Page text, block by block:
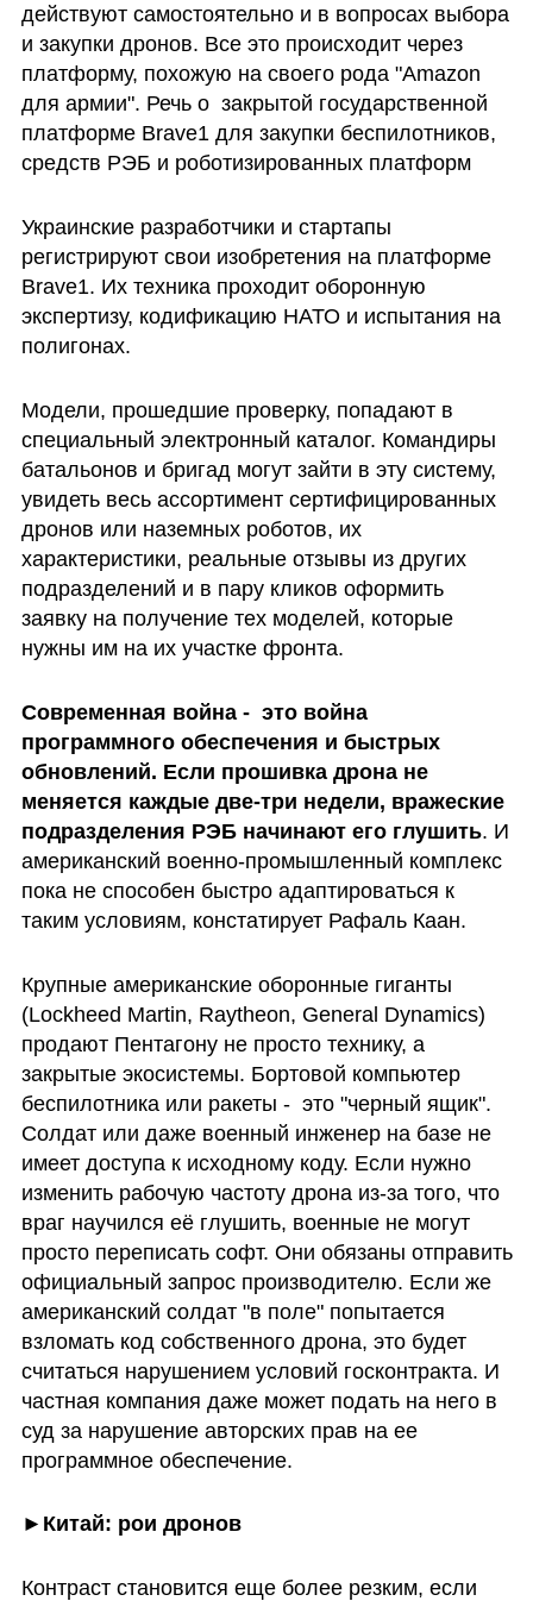
действуют самостоятельно и в вопросах выбора
и закупки дронов. Все это происходит через
платформу, похожую на своего рода "Amazon
для армии". Речь о  закрытой государственной
платформе Brave1 для закупки беспилотников,
средств РЭБ и роботизированных платформ
Украинские разработчики и стартапы
регистрируют свои изобретения на платформе
Brave1. Их техника проходит оборонную
экспертизу, кодификацию НАТО и испытания на
полигонах.
Модели, прошедшие проверку, попадают в
специальный электронный каталог. Командиры
батальонов и бригад могут зайти в эту систему,
увидеть весь ассортимент сертифицированных
дронов или наземных роботов, их
характеристики, реальные отзывы из других
подразделений и в пару кликов оформить
заявку на получение тех моделей, которые
нужны им на их участке фронта.
Современная война -  это война
программного обеспечения и быстрых
обновлений. Если прошивка дрона не
меняется каждые две-три недели, вражеские
подразделения РЭБ начинают его глушить. И
американский военно-промышленный комплекс
пока не способен быстро адаптироваться к
таким условиям, констатирует Рафаль Каан.
Крупные американские оборонные гиганты
(Lockheed Martin, Raytheon, General Dynamics)
продают Пентагону не просто технику, а
закрытые экосистемы. Бортовой компьютер
беспилотника или ракеты -  это "черный ящик".
Солдат или даже военный инженер на базе не
имеет доступа к исходному коду. Если нужно
изменить рабочую частоту дрона из-за того, что
враг научился её глушить, военные не могут
просто переписать софт. Они обязаны отправить
официальный запрос производителю. Если же
американский солдат "в поле" попытается
взломать код собственного дрона, это будет
считаться нарушением условий госконтракта. И
частная компания даже может подать на него в
суд за нарушение авторских прав на ее
программное обеспечение.
► Китай: рои дронов
Контраст становится еще более резким, если